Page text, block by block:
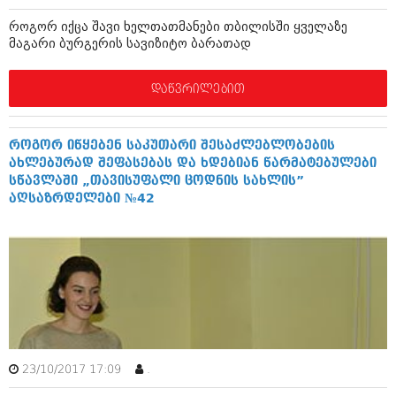
იანვარი 2016 (206)
დეკემბერი 2015 (207)
ნოემბერი 2015 (264)
სექტემბერი 2015 (215)
ივლისი 2015 (173)
მაისი 2015 (194)
აპრილი 2015 (208)
მარტი 2015 (365)
თებერვალი 2015 (286)
დეკემბერი 2014 (342)
ნოემბერი 2014 (290)
ოქტომბერი 2014 (292)
სექტემბერი 2014 (394)
აგვისტო 2014 (248)
ივლისი 2014 (313)
ივნისი 2014 (366)
მაისი 2014 (313)
როგორ იქცა შავი ხელთათმანები თბილისში ყველაზე
მაგარი ბურგერის სავიზიტო ბარათად
დაწვრილებით
როგორ იწყებენ საკუთარი შესაძლებლობების
ახლებურად შეფასებას და ხდებიან წარმატებულები
სწავლაში „თავისუფალი ცოდნის სახლის”
აღსაზრდელები №42
23/10/2017 17:09 .